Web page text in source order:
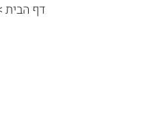
דף הבית